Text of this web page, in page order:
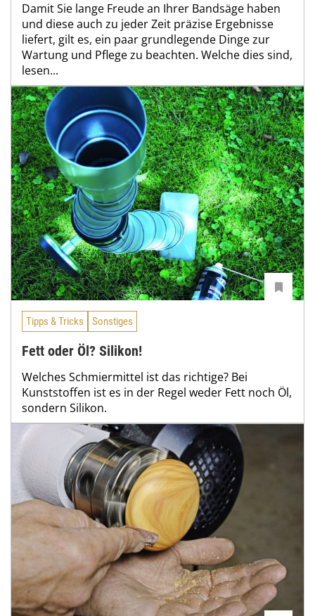
Damit Sie lange Freude an Ihrer Bandsäge haben
und diese auch zu jeder Zeit präzise Ergebnisse
liefert, gilt es, ein paar grundlegende Dinge zur
Wartung und Pflege zu beachten. Welche dies sind,
lesen...
Tipps & Tricks Sonstiges
Fett oder Öl? Silikon!
Welches Schmiermittel ist das richtige? Bei
Kunststoffen ist es in der Regel weder Fett noch Öl,
sondern Silikon.